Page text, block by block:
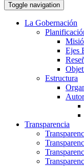
Toggle navigation
La Gobernación
Ejes
Estructura
Transparencia